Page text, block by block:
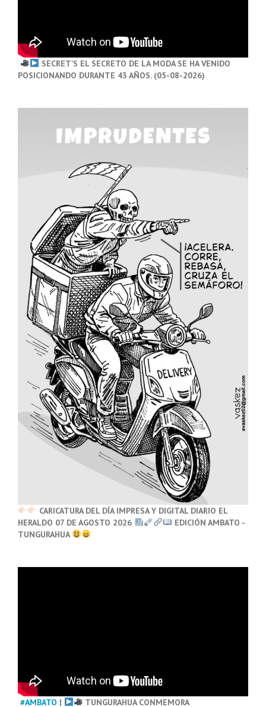
SECRET’S EL SECRETO DE LA MODA SE HA VENIDO
POSICIONANDO DURANTE 43 AÑOS. (05-08-2026)
CARICATURA DEL DÍA IMPRESA Y DIGITAL DIARIO EL
HERALDO 07 DE AGOSTO 2026
EDICIÓN AMBATO -
TUNGURAHUA
#AMBATO |
TUNGURAHUA CONMEMORA